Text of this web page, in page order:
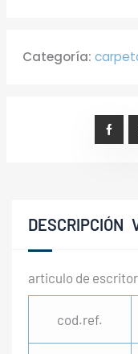
Categoría:
DESCRIPCIÓN
articulo de
cod.ref.